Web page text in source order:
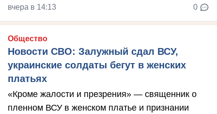
вчера в 14:13 0
Общество
Новости СВО: Залужный сдал ВСУ,
украинские солдаты бегут в женских
платьях
«Кроме жалости и презрения» — священник о
пленном ВСУ в женском платье и признании